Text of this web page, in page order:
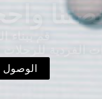
قم ببناء
الفردية للرحلات
الوصول